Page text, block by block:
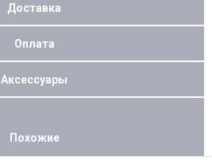
Доставка
Оплата
Аксессуары
Похожие